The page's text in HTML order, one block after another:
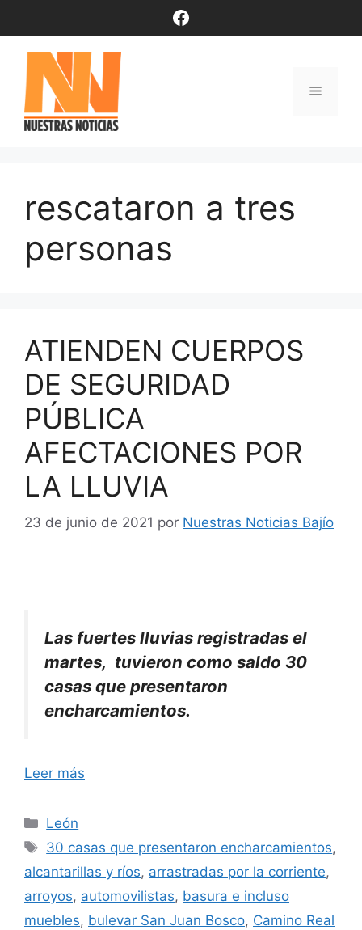
contenido
Facebook
Menú
rescataron a tres
personas
ATIENDEN CUERPOS
DE SEGURIDAD
PÚBLICA
AFECTACIONES POR
LA LLUVIA
23 de junio de 2021 por Nuestras Noticias Bajío
Las fuertes lluvias registradas el
martes, tuvieron como saldo 30
casas que presentaron
encharcamientos.
Leer más
Categorías
León
Etiquetas
30 casas que presentaron encharcamientos,
alcantarillas y ríos, arrastradas por la corriente,
arroyos, automovilistas, basura e incluso
muebles, bulevar San Juan Bosco, Camino Real